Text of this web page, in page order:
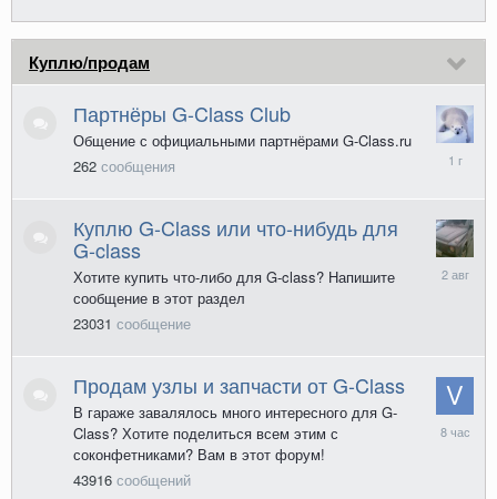
Куплю/продам
Партнёры G-Class Club
Общение с официальными партнёрами G-Class.ru
262 сообщения
апреля
Куплю G-Class или что-нибудь для
G-class
Хотите купить что-либо для G-class? Напишите
сообщение в этот раздел
23031 сообщение
2
августа
Продам узлы и запчасти от G-Class
В гараже завалялось много интересного для G-
Class? Хотите поделиться всем этим с
соконфетниками? Вам в этот форум!
43916 сообщений
8
часов